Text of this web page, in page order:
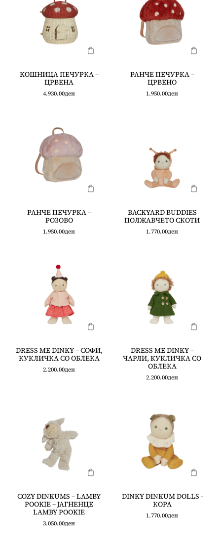
KOШНИЦА ПЕЧУРКА –
ЦРВЕНА
4.930.00ден
РАНЧЕ ПЕЧУРКА –
ЦРВЕНО
1.950.00ден
РАНЧЕ ПЕЧУРКА –
РОЗОВО
1.950.00ден
BACKYARD BUDDIES
ПОЛЖАВЧЕТО СКОТИ
1.770.00ден
DRESS ME DINKY – СОФИ,
КУКЛИЧКА СО ОБЛЕКА
2.200.00ден
DRESS ME DINKY –
ЧАРЛИ, КУКЛИЧКА СО
ОБЛЕКА
2.200.00ден
COZY DINKUMS – LAMBY
POOKIE – ЈАГНЕНЦЕ
LAMBY POOKIE
3.050.00ден
DINKY DINKUM DOLLS -
КОРА
1.770.00ден